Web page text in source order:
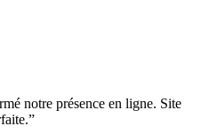
notre présence en ligne. Site
”